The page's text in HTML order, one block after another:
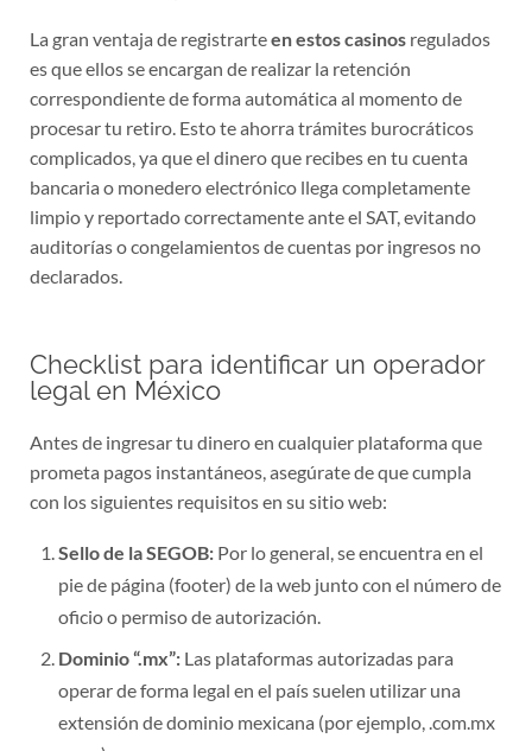
La gran ventaja de registrarte en estos casinos regulados
es que ellos se encargan de realizar la retención
correspondiente de forma automática al momento de
procesar tu retiro. Esto te ahorra trámites burocráticos
complicados, ya que el dinero que recibes en tu cuenta
bancaria o monedero electrónico llega completamente
limpio y reportado correctamente ante el SAT, evitando
auditorías o congelamientos de cuentas por ingresos no
declarados.
Checklist para identificar un operador
legal en México
Antes de ingresar tu dinero en cualquier plataforma que
prometa pagos instantáneos, asegúrate de que cumpla
con los siguientes requisitos en su sitio web:
Sello de la SEGOB: Por lo general, se encuentra en el
pie de página (footer) de la web junto con el número de
oficio o permiso de autorización.
Dominio “.mx”: Las plataformas autorizadas para
operar de forma legal en el país suelen utilizar una
extensión de dominio mexicana (por ejemplo, .com.mx
o .mx).